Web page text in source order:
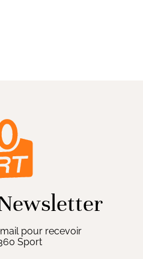
pour recevoir
Sport